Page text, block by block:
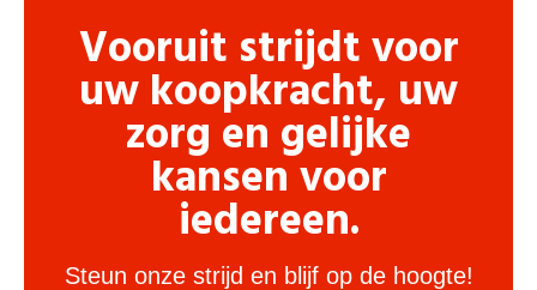
Vooruit strijdt voor
uw koopkracht, uw
zorg en gelijke
kansen voor
iedereen.
Steun onze strijd en blijf op de hoogte!